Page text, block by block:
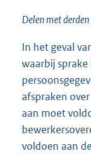
Delen met derden
In het geval
waarbij sprake
afspraken
aan moet
voldoen aan